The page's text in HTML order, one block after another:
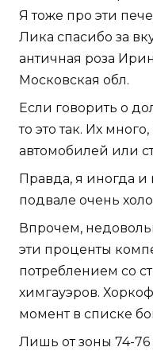
Я тоже про эти
Лика спасибо за
античная роза
Московская обл.
Если говорить о
то это так. Их
автомобилей или
Правда, я иногда
подвале очень
Впрочем,
эти проценты
потреблением со
химгауэров.
момент в списке
Лишь от зоны 74-